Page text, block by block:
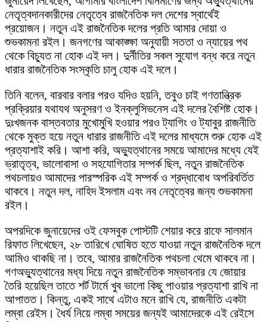
নেতৃত্বদানকারীদের নেতৃত্বে রাজনৈতিক দল দেশের স্বার্থেই
প্রয়োজন। নতুন এই রাজনৈতিক দলের প্রতি আমার দোয়া ও
শুভকামনা রইল। জনগণের আকাঙ্ক্ষা অনুযায়ী সততা ও ন্যায়ের পথ
থেকে বিচ্যুত না হোক এই দল। দুর্নীতির সকল সুযোগ বন্ধ করে নতুন
ধারার রাজনৈতিক সংস্কৃতি চালু হোক এই দলে।
তিনি বলেন, বারবার বলার পরও যদিও হয়নি, তবুও চাই গণতান্ত্রিক
প্রক্রিয়ার যথাযথ অনুসরণ ও ইনক্লুসিভনেস এই দলের বৈশিষ্ট হোক।
দুঃখজনক বাস্তবতার মুখোমুখি হওয়ার পরও ট্যাগিং ও ট্যাবুর রাজনীতি
থেকে মুক্ত হয়ে নতুন ধারার রাজনীতি এই দলের মাধ্যমে শুরু হোক এই
প্রত্যাশাই করি। আশা করি, অভ্যুত্থানের সময়ে আমাদের মধ্যে যেই
ভ্রাতৃত্ব, ভালোবাসা ও সহযোগিতার সম্পর্ক ছিল, নতুন রাজনৈতিক
পথচলায়ও আমাদের পারস্পরিক এই সম্পর্ক ও শ্রদ্ধাবোধ অপরিবর্তিত
থাকবে। নতুন দল, নাহিদ ইসলাম এবং নব নেতৃত্বের জন্য শুভকামনা
রইল।
অপরদিকে জুনায়েদের ওই ফেসবুক পোস্টটি শেয়ার করে রাফে সালমান
রিফাত লিখেছেন, ২৮ তারিখে ঘোষিত হতে যাওয়া নতুন রাজনৈতিক দলে
আমিও থাকছি না। তবে, আমার রাজনৈতিক পথচলা থেমে থাকবে না।
গণঅভ্যুত্থানের মধ্য দিয়ে নতুন রাজনৈতিক সম্ভাবনার যে জোয়ার
তৈরি হয়েছিল তাতে শর্ট টার্মে খুব ভালো কিছু পাওয়ার প্রত্যাশা রাখি না
আপাতত। কিন্তু, একই সাথে এটাও মনে রাখি যে, রাজনীতি একটা
লম্বা রেইস। ধৈর্য নিয়ে লম্বা সময়ের জন্যই আমাদেরকে এই রেইসে